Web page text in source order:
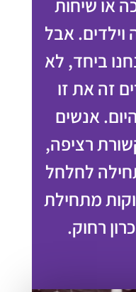
או שיחות
וילדים. אבל
ביחד, לא
זה את זו
אנשים
רציפה,
לחלחל
מתחילת
רחוק.